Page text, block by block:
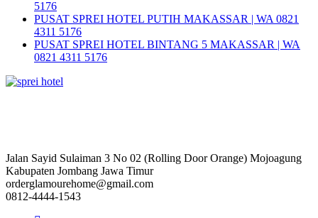
5176
PUSAT SPREI HOTEL PUTIH MAKASSAR | WA 0821
4311 5176
PUSAT SPREI HOTEL BINTANG 5 MAKASSAR | WA
0821 4311 5176
Jalan Sayid Sulaiman 3 No 02 (Rolling Door Orange) Mojoagung
Kabupaten Jombang Jawa Timur
orderglamourehome@gmail.com
0812-4444-1543